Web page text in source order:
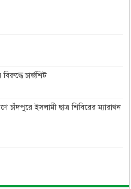
চার্জশিট
চাঁদপুরে ইসলামী ছাত্র শিবিরের ম্যারাথন